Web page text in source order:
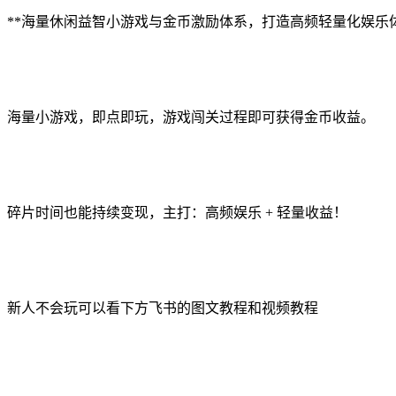
**海量休闲益智小游戏与金币激励体系，打造高频轻量化娱乐
海量小游戏，即点即玩，游戏闯关过程即可获得金币收益。
碎片时间也能持续变现，主打：高频娱乐 + 轻量收益！
新人不会玩可以看下方飞书的图文教程和视频教程